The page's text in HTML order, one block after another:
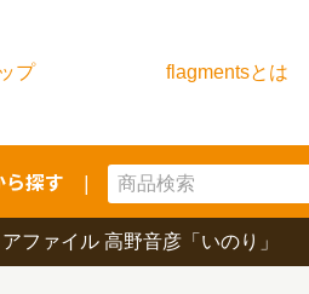
プ flagmentsとは
ら探す
ファイル 高野音彦「いのり」